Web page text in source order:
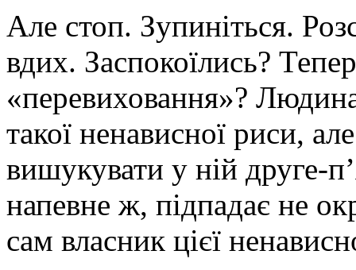
Але стоп. Зупиніться.
вдих. Заспокоїлись?
«перевиховання»? Людина
такої ненависної риси,
вишукувати у ній друге-
напевне ж, підпадає не
сам власник цієї